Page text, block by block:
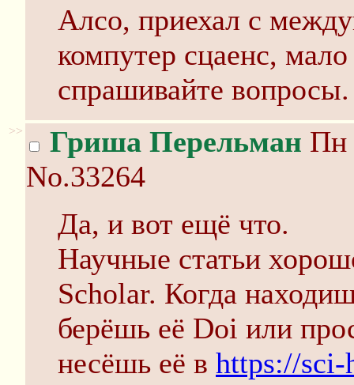
Алсо, приехал с
компутер сцаенс,
спрашивайте вопросы.
>> Гриша Перельман Пн
No.33264
Да, и вот ещё что.
Научные статьи
Scholar. Когда
берёшь её Doi или
несёшь её в https://sci-